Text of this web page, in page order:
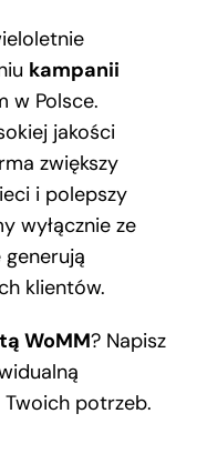
kampanii
w Polsce.
jakości
zwiększy
i polepszy
wyłącznie ze
klientów.
WoMM? Napisz
potrzeb.